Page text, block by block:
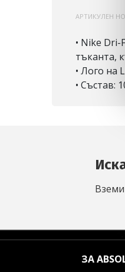
АРТИКУЛЕН
• Nike
тъканта,
• Лого на
• Състав:
ЗА